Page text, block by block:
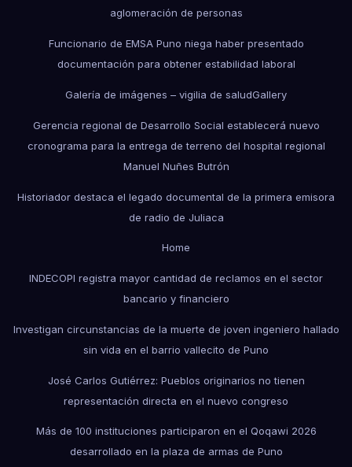
aglomeración de personas
Funcionario de EMSA Puno niega haber presentado
documentación para obtener estabilidad laboral
Galería de imágenes – vigilia de saludGallery
Gerencia regional de Desarrollo Social establecerá nuevo
cronograma para la entrega de terreno del hospital regional
Manuel Nuñes Butrón
Historiador destaca el legado documental de la primera emisora
de radio de Juliaca
Home
INDECOPI registra mayor cantidad de reclamos en el sector
bancario y financiero
Investigan circunstancias de la muerte de joven ingeniero hallado
sin vida en el barrio vallecito de Puno
José Carlos Gutiérrez: Pueblos originarios no tienen
representación directa en el nuevo congreso
Más de 100 instituciones participaron en el Qoqawi 2026
desarrollado en la plaza de armas de Puno